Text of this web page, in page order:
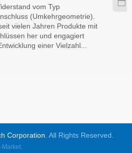
vom Typ
(Umkehrgeometrie).
vielen Jahren Produkte mit
her und engagiert
einer Vielzahl...
Corporation. All Rights Reserved.
Market.